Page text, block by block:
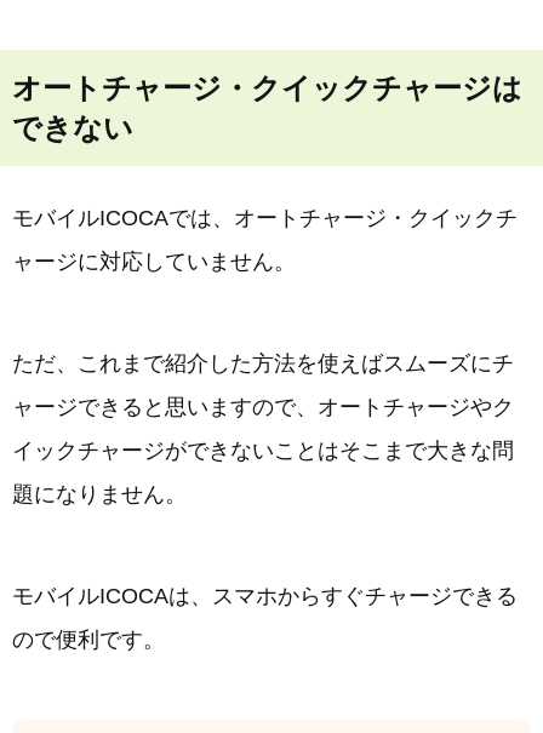
オートチャージ・クイックチャージは
できない
モバイルICOCAでは、オートチャージ・クイックチ
ャージに対応していません。
ただ、これまで紹介した方法を使えばスムーズにチ
ャージできると思いますので、オートチャージやク
イックチャージができないことはそこまで大きな問
題になりません。
モバイルICOCAは、スマホからすぐチャージできる
ので便利です。